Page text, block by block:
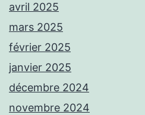
avril 2025
mars 2025
février 2025
janvier 2025
décembre 2024
novembre 2024